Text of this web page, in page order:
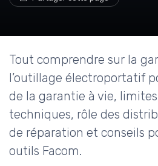
Tout comprendre sur la
l’outillage électroportatif
de la garantie à vie,
techniques, rôle des
de réparation et conseils
outils Facom.